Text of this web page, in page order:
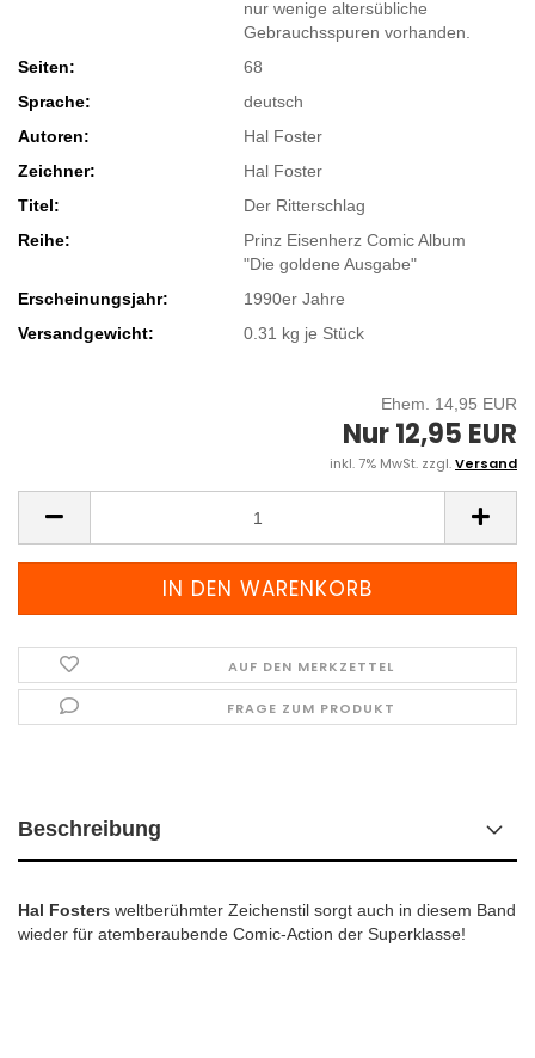
nur wenige altersübliche
Gebrauchsspuren vorhanden.
Seiten:
68
Sprache:
deutsch
Autoren:
Hal Foster
Zeichner:
Hal Foster
Titel:
Der Ritterschlag
Reihe:
Prinz Eisenherz Comic Album
"Die goldene Ausgabe"
Erscheinungsjahr:
1990er Jahre
Versandgewicht:
0.31 kg je Stück
Ehem. 14,95 EUR
Nur 12,95 EUR
inkl. 7% MwSt. zzgl.Versand
AUF DEN MERKZETTEL
FRAGE ZUM PRODUKT
Beschreibung
Hal Fosters weltberühmter Zeichenstil sorgt auch in diesem Band
wieder für atemberaubende Comic-Action der Superklasse!